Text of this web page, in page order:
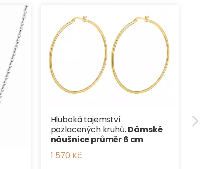
Hluboká tajemství
pozlacených kruhů. Dámské
náušnice průměr 6 cm
1 570 Kč